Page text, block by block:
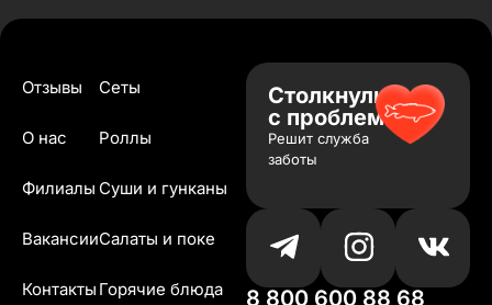
Отзывы
О нас
Филиалы
Вакансии
Контакты
Сеты
Роллы
Суши и гунканы
Салаты и поке
Горячие блюда
Столкнулись
с проблемой?
Решит служба
заботы
8 800 600 88 68